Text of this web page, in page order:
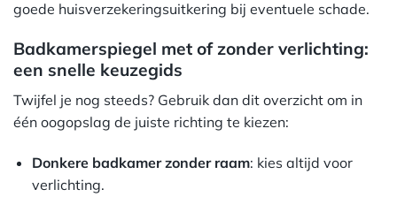
goede huisverzekeringsuitkering bij eventuele schade.
Badkamerspiegel met of zonder verlichting:
een snelle keuzegids
Twijfel je nog steeds? Gebruik dan dit overzicht om in
één oogopslag de juiste richting te kiezen:
Donkere badkamer zonder raam: kies altijd voor
verlichting.